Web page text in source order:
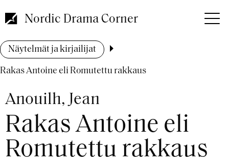
pääsisältöön
Nordic Drama Corner
Murupolku
Näytelmät ja kirjailijat
Rakas Antoine eli Romutettu rakkaus
Anouilh, Jean
Rakas Antoine eli
Romutettu rakkaus